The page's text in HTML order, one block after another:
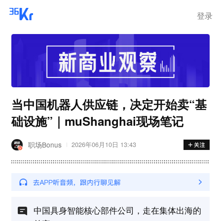
登录
当中国机器人供应链，决定开始卖“基
础设施”｜muShanghai现场笔记
职场Bonus 2026年06月10日 13:43
中国具身智能核心部件公司，走在集体出海的